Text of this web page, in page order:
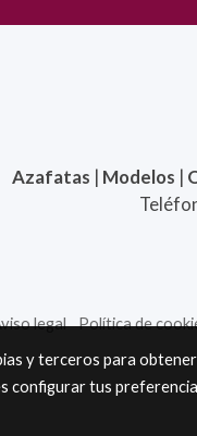
Azafatas | Modelos |
legal Política de
y terceros para
configurar tus